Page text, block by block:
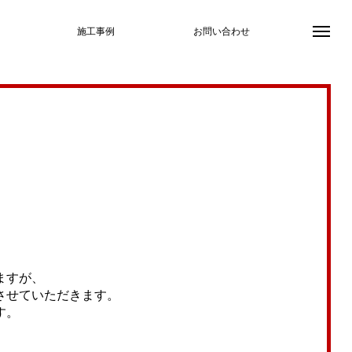
施工事例 お問い合わせ
が、
ていただきます。